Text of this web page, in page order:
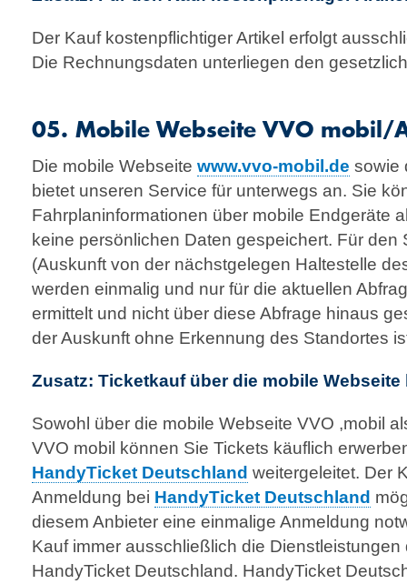
Der Kauf kostenpflichtiger Artikel erfolgt
Die Rechnungsdaten unterliegen den
05. Mobile Webseite VVO mobil/
Die mobile Webseite www.vvo-mobil.de sowie
bietet unseren Service für unterwegs an. Sie
Fahrplaninformationen über mobile Endgeräte
keine persönlichen Daten gespeichert. Für den
(Auskunft von der nächstgelegen Haltestelle
werden einmalig und nur für die aktuellen
ermittelt und nicht über diese Abfrage hinaus
der Auskunft ohne Erkennung des Standortes
Zusatz: Ticketkauf über die mobile Webseite
Sowohl über die mobile Webseite VVO ,mobil
VVO mobil können Sie Tickets käuflich
HandyTicket Deutschland weitergeleitet. Der
Anmeldung bei HandyTicket Deutschland
diesem Anbieter eine einmalige Anmeldung
Kauf immer ausschließlich die Dienstleistungen
HandyTicket Deutschland. HandyTicket